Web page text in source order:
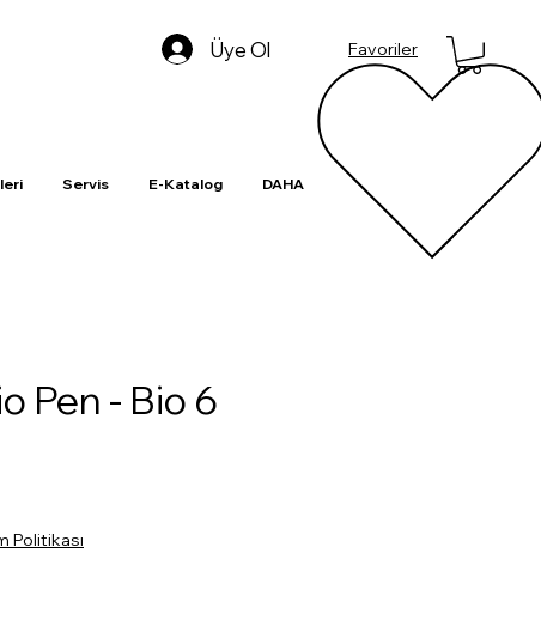
Üye Ol Favoriler
Servis E-Katalog DAHA
Pen - Bio 6
Politikası